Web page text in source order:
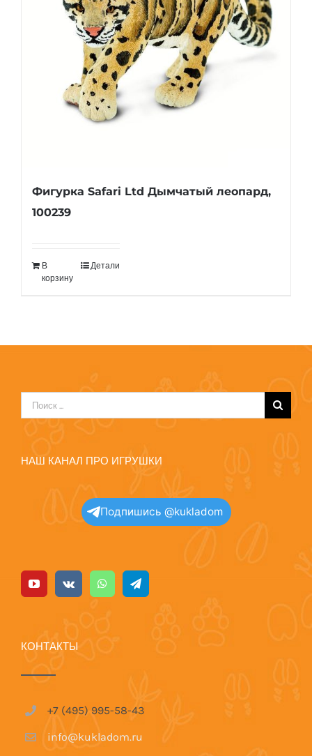
Фигурка Safari Ltd Дымчатый леопард,
100239
В
корзину
Детали
Результат
поиска:
НАШ КАНАЛ ПРО ИГРУШКИ
Подпишись @kukladom
КОНТАКТЫ
+7 (495) 995-58-43
info@kukladom.ru